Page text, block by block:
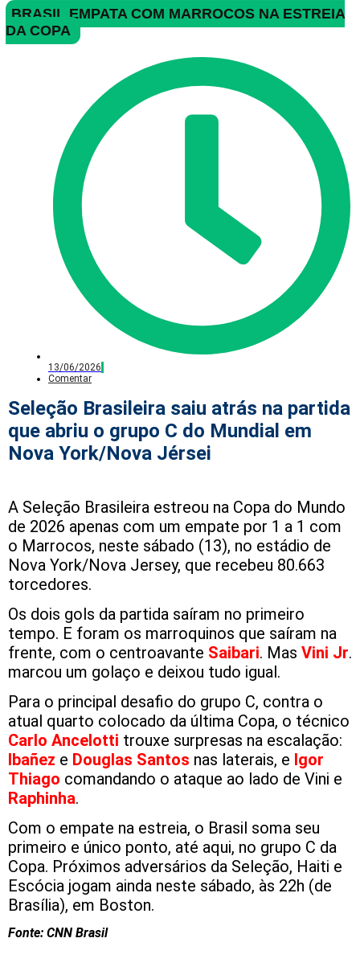
BRASIL EMPATA COM MARROCOS NA ESTREIA
DA COPA
13/06/2026
Comentar
Seleção Brasileira saiu atrás na partida
que abriu o grupo C do Mundial em
Nova York/Nova Jérsei
A Seleção Brasileira estreou na Copa do Mundo
de 2026 apenas com um empate por 1 a 1 com
o Marrocos, neste sábado (13), no estádio de
Nova York/Nova Jersey, que recebeu 80.663
torcedores.
Os dois gols da partida saíram no primeiro
tempo. E foram os marroquinos que saíram na
frente, com o centroavante Saibari. Mas Vini Jr.
marcou um golaço e deixou tudo igual.
Para o principal desafio do grupo C, contra o
atual quarto colocado da última Copa, o técnico
Carlo Ancelotti trouxe surpresas na escalação:
Ibañez e Douglas Santos nas laterais, e Igor
Thiago comandando o ataque ao lado de Vini e
Raphinha.
Com o empate na estreia, o Brasil soma seu
primeiro e único ponto, até aqui, no grupo C da
Copa. Próximos adversários da Seleção, Haiti e
Escócia jogam ainda neste sábado, às 22h (de
Brasília), em Boston.
Fonte: CNN Brasil